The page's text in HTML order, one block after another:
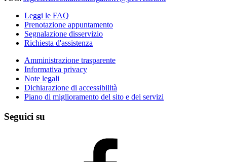
Leggi le FAQ
Prenotazione appuntamento
Segnalazione disservizio
Richiesta d'assistenza
Amministrazione trasparente
Informativa privacy
Note legali
Dichiarazione di accessibilità
Piano di miglioramento del sito e dei servizi
Seguici su